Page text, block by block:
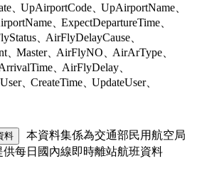
、UpAirportCode、UpAirportName、
、ExpectDepartureTime、
、AirFlyDelayCause、
、Master、AirFlyNO、AirArType、
、AirFlyDelay、
、CreateTime、UpdateUser、
料
本資料集係為交通部民用航空局
每日國內線即時離站航班資料